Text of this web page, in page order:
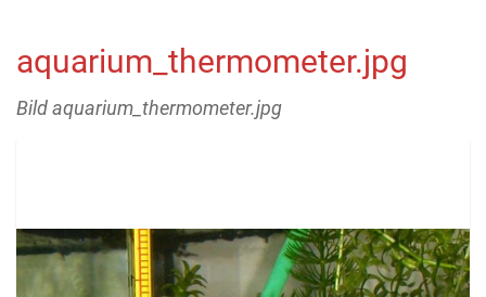
aquarium_thermometer.jpg
Bild aquarium_thermometer.jpg